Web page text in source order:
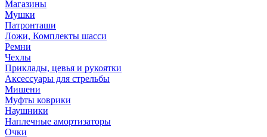
Магазины
Мушки
Патронташи
Ложи, Комплекты шасси
Ремни
Чехлы
Приклады, цевья и рукоятки
Аксессуары для стрельбы
Мишени
Муфты коврики
Наушники
Наплечные амортизаторы
Очки